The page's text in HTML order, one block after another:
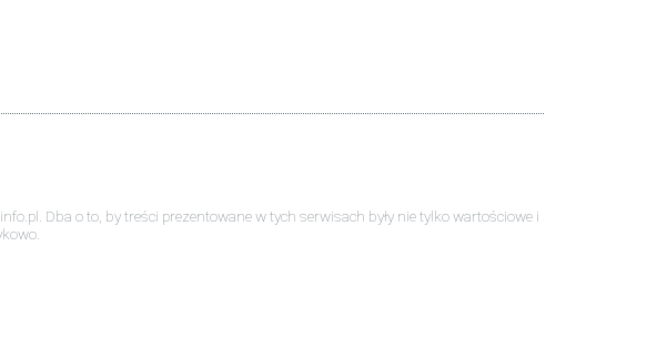
Dba o to, by treści prezentowane w tych serwisach były nie tylko wartościowe i